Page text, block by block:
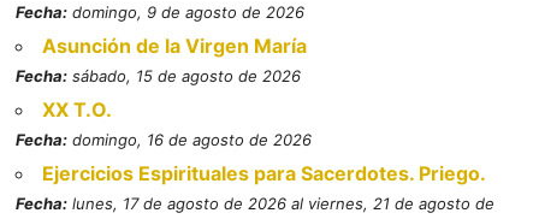
Fecha: domingo, 9 de agosto de 2026
Asunción de la Virgen María
Fecha: sábado, 15 de agosto de 2026
XX T.O.
Fecha: domingo, 16 de agosto de 2026
Ejercicios Espirituales para Sacerdotes. Priego.
Fecha: lunes, 17 de agosto de 2026 al viernes, 21 de agosto de